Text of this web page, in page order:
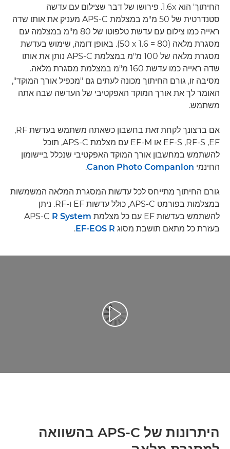
החיתוך' הוא 1.6x. פירושו של דבר שצילום עם עדשה
סטנדרטית של 50 מ"מ במצלמת APS-C מעניק את אותו שדה
ראייה כמו צילום עם עדשת טלפוטו של 80 מ"מ במצלמה עם
מסגרת מלאה (‎50 x 1.6 = 80). באופן דומה, שימוש בעדשת
מסגרת מלאה של 100 מ"מ במצלמת APS-C נותן את אותו
שדה ראייה כמו עדשת 160 מ"מ במצלמת מסגרת מלאה.
מסיבה זו, גורם החיתוך מכונה לעתים גם "מכפיל אורך המוקד",
האומר לך את אורך המוקד האפקטיבי של העדשה שבה אתה
משתמש.
אם ברצונך לקחת זאת בחשבון כשאתה משתמש בעדשת RF‏,
EF‏, RF-S‏, EF-S או EF-M עם מצלמת APS-C, תוכל
להשתמש במחשבון אורך המוקד האפקטיבי שנכלל ביישומון
החינמי Canon Photo Companion
.
גורם החיתוך מתייחס לכל עדשות המסגרת המלאה המשמשות
במצלמות בפורמט APS-C, כולל עדשות EF ו-RF. ניתן
להשתמש בעדשות EF עם כל מצלמת APS-C
R System
בעזרת כל מתאם תושבת מסוג EF-EOS R
.
הפעל וידאו
היתרונות של APS-C בהשוואה